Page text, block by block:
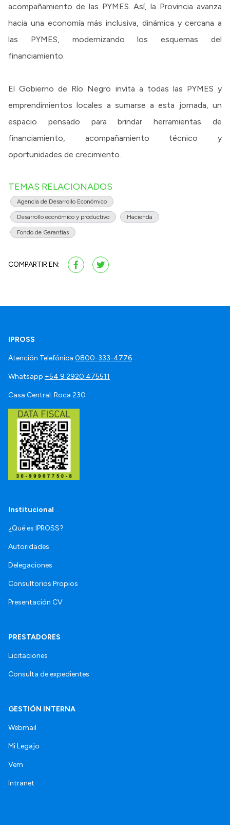
acompañamiento de las PYMES. Así, la Provincia avanza
hacia una economía más inclusiva, dinámica y cercana a
las PYMES, modernizando los esquemas del
financiamiento.
El Gobierno de Río Negro invita a todas las PYMES y
emprendimientos locales a sumarse a esta jornada, un
espacio pensado para brindar herramientas de
financiamiento, acompañamiento técnico y
oportunidades de crecimiento.
TEMAS RELACIONADOS
Agencia de Desarrollo Económico
Desarrollo económico y productivo Hacienda
Fondo de Garantías
COMPARTIR EN:
IPROSS
Atención Telefónica 0800-333-4776
Whatsapp +54 9 2920 475511
Casa Central: Roca 230
Institucional
¿Qué es IPROSS?
Autoridades
Delegaciones
Consultorios Propios
Presentación CV
PRESTADORES
Licitaciones
Consulta de expedientes
GESTIÓN INTERNA
Webmail
Mi Legajo
Vem
Intranet